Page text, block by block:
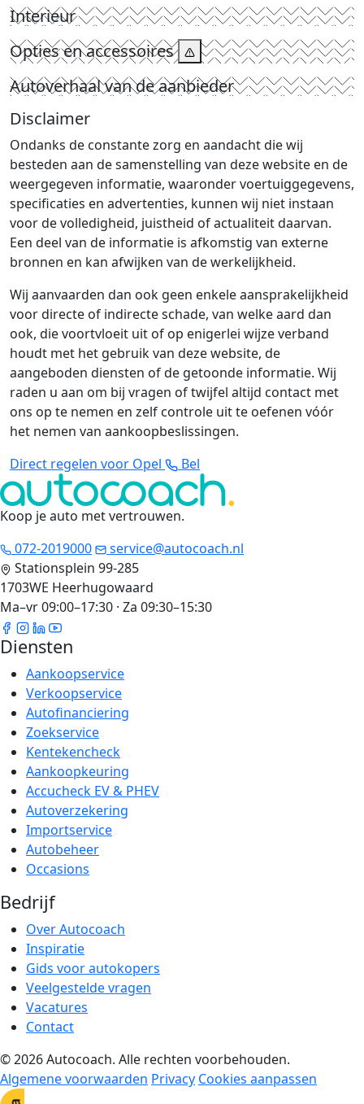
Interieur
Opties en accessoires
Autoverhaal van de aanbieder
Disclaimer
Ondanks de constante zorg en aandacht die wij
besteden aan de samenstelling van deze website en de
weergegeven informatie, waaronder voertuiggegevens,
specificaties en advertenties, kunnen wij niet instaan
voor de volledigheid, juistheid of actualiteit daarvan.
Een deel van de informatie is afkomstig van externe
bronnen en kan afwijken van de werkelijkheid.
Wij aanvaarden dan ook geen enkele aansprakelijkheid
voor directe of indirecte schade, van welke aard dan
ook, die voortvloeit uit of op enigerlei wijze verband
houdt met het gebruik van deze website, de
aangeboden diensten of de getoonde informatie. Wij
raden u aan om bij vragen of twijfel altijd contact met
ons op te nemen en zelf controle uit te oefenen vóór
het nemen van aankoopbeslissingen.
Direct regelen voor Opel
Bel
Koop je auto met vertrouwen.
072-2019000
service@autocoach.nl
Stationsplein 99-285
1703WE Heerhugowaard
Ma–vr 09:00–17:30 · Za 09:30–15:30
Diensten
Aankoopservice
Verkoopservice
Autofinanciering
Zoekservice
Kentekencheck
Aankoopkeuring
Accucheck EV & PHEV
Autoverzekering
Importservice
Autobeheer
Occasions
Bedrijf
Over Autocoach
Inspiratie
Gids voor autokopers
Veelgestelde vragen
Vacatures
Contact
© 2026 Autocoach. Alle rechten voorbehouden.
Algemene voorwaarden Privacy Cookies aanpassen